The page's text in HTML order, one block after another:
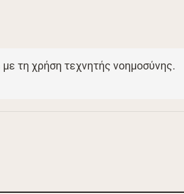
τη χρήση τεχνητής νοημοσύνης.